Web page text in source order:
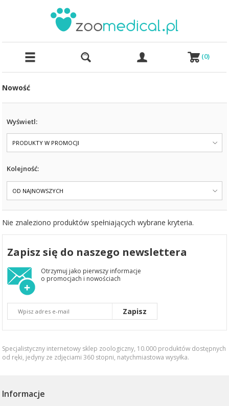
(0)
Nowość
Wyświetl:
PRODUKTY W PROMOCJI
Kolejność:
OD NAJNOWSZYCH
Nie znaleziono produktów spełniających wybrane kryteria.
Zapisz się do naszego newslettera
Otrzymuj jako pierwszy informacje
o promocjach i nowościach
Zapisz
Specjalistyczny internetowy sklep zoologiczny, 10.000 produktów dostępnych
od ręki, jedyny ze zdjęciami 360 stopni, natychmiastowa wysyłka.
Informacje